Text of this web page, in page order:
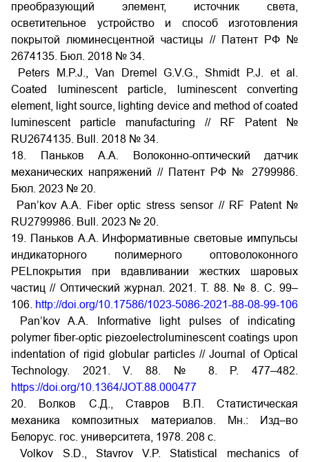
преобразующий элемент, источник света,
осветительное устройство и способ изготовления
покрытой люминесцентной частицы // Патент РФ №
2674135. Бюл. 2018 № 34.
Peters M.P.J., Van Dremel G.V.G., Shmidt P.J. et al.
Coated luminescent particle, luminescent converting
element, light source, lighting device and method of coated
luminescent particle manufacturing // RF Patent №
RU2674135. Bull. 2018 № 34.
18. Паньков А.А. Волоконно-оптический датчик
механических напряжений // Патент РФ № 2799986.
Бюл. 2023 № 20.
Pan’kov A.A. Fiber optic stress sensor // RF Patent №
RU2799986. Bull. 2023 № 20.
19. Паньков А.А. Информативные световые импульсы
индикаторного полимерного оптоволоконного
PELпокрытия при вдавливании жестких шаровых
частиц // Оптический журнал. 2021. Т. 88. № 8. С. 99–
106. http://doi.org/10.17586/1023-5086-2021-88-08-99-106
Pan’kov A.A. Informative light pulses of indicating
polymer fiber-optic piezoelectroluminescent coatings upon
indentation of rigid globular particles // Journal of Optical
Technology. 2021. V. 88. № 8. P. 477–482.
https://doi.org/10.1364/JOT.88.000477
20. Волков С.Д., Ставров В.П. Статистическая
механика композитных материалов. Мн.: Изд–во
Белорус. гос. университета, 1978. 208 с.
Volkov S.D., Stavrov V.P. Statistical mechanics of